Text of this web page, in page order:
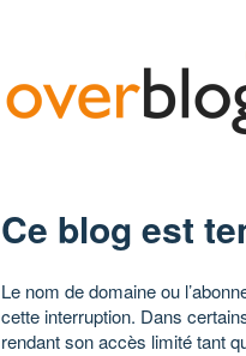
Ce blog est
Le nom de domaine ou
cette interruption. Dans
rendant son accès limité tant